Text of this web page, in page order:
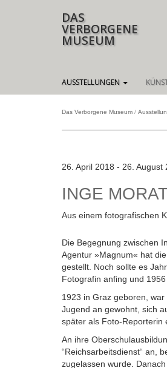
DAS
VERBORGENE
MUSEUM
überspringen
AUSSTELLUNGEN
Das Verborgene Museum
26. April 2018 - 26. August
INGE
Aus einem fotografischen
Die Begegnung zwischen
Agentur »Magnum« hat
gestellt. Noch sollte es
Fotografin anfing und
1923 in Graz geboren,
Jugend an gewohnt, sich
später als Foto-Reporterin
An ihre
“Reichsarbeitsdienst“ an,
zugelassen wurde.